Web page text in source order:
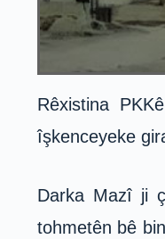
Rêxistina
îşkenceyeke
Darka Mazî ji
tohmetên bê